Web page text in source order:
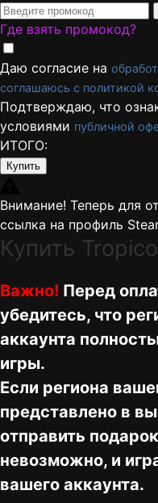
Где взять промокод?
Даю согласие на
соглашаюсь с политикой
Подтверждаю, что
условиями публичной
ИТОГО:
Купить
Внимание! Теперь для
ссылка на профиль
Купить
Важно! Перед
убедитесь, что
аккаунта
игры.
Если региона
представлено в
отправить
невозможно, и
вашего аккаунта.